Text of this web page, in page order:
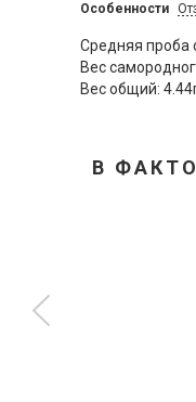
Особенности
Средняя проба
Вес
Вес общий:
В